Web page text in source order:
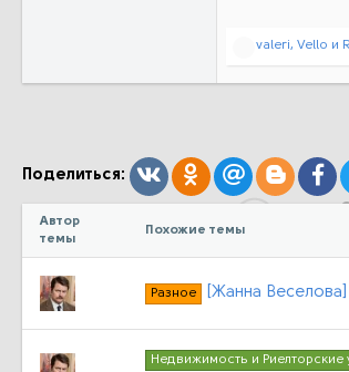
Р
:
valeri, Vello и
Поделиться: ВконтактеОдноклассники
Mail.ruBlogger
Автор
темы
Похожие темы
Разное [Жанна
Недвижимость и Риелторские